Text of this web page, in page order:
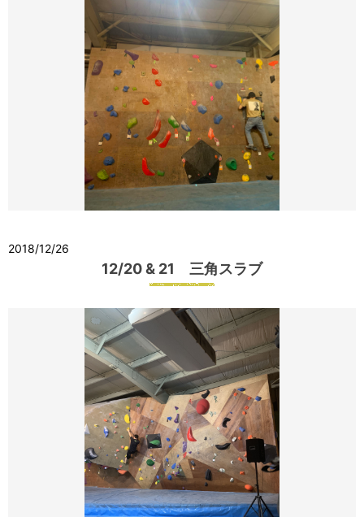
2018/12/26
12/20 & 21 三角スラブ